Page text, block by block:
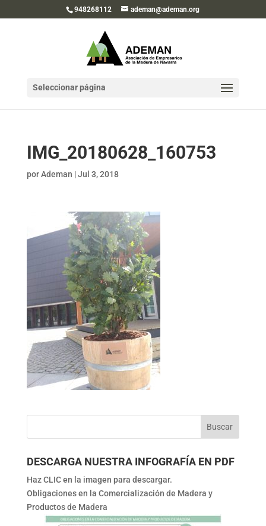
948268112 ademan@ademan.org
Seleccionar página
IMG_20180628_160753
porAdeman |Jul 3, 2018
DESCARGA NUESTRA INFOGRAFÍA EN PDF
Haz CLIC en la imagen para descargar.
Obligaciones en la Comercialización de Madera y
Productos de Madera